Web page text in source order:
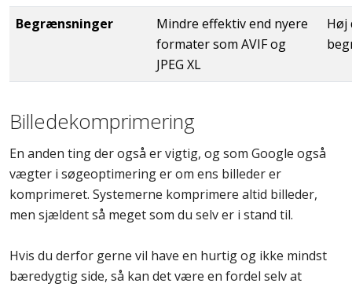
Begrænsninger
Mindre effektiv end nyere
formater som AVIF og
JPEG XL
Høj
Billedekomprimering
En anden ting der også er vigtig, og som Google også
vægter i søgeoptimering er om ens billeder er
komprimeret. Systemerne komprimere altid billeder,
men sjældent så meget som du selv er i stand til.
Hvis du derfor gerne vil have en hurtig og ikke mindst
bæredygtig side, så kan det være en fordel selv at